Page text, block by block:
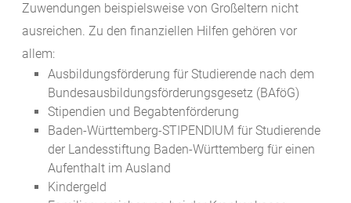
Zuwendungen beispielsweise von Großeltern nicht
ausreichen. Zu den finanziellen Hilfen gehören vor
allem:
Ausbildungsförderung für Studierende nach dem
Bundesausbildungsförderungsgesetz (BAföG)
Stipendien und Begabtenförderung
Baden-Württemberg-STIPENDIUM für Studierende
der Landesstiftung Baden-Württemberg für einen
Aufenthalt im Ausland
Kindergeld